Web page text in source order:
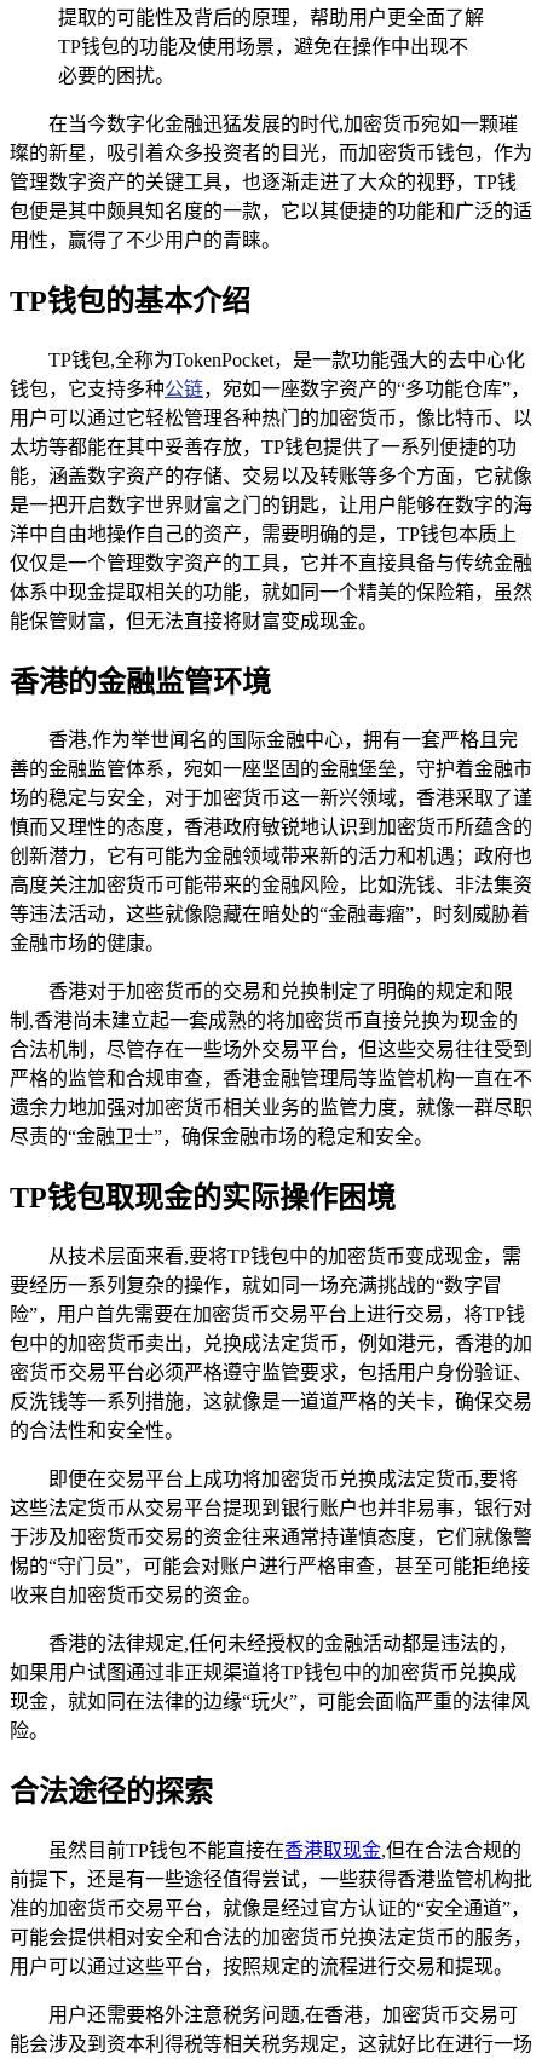
提取的可能性及背后的原理，帮助用户更全面了解
TP钱包的功能及使用场景，避免在操作中出现不
必要的困扰。
在当今数字化金融迅猛发展的时代,加密货币宛如一颗璀
璨的新星，吸引着众多投资者的目光，而加密货币钱包，作为
管理数字资产的关键工具，也逐渐走进了大众的视野，TP钱
包便是其中颇具知名度的一款，它以其便捷的功能和广泛的适
用性，赢得了不少用户的青睐。
TP钱包的基本介绍
TP钱包,全称为TokenPocket，是一款功能强大的去中心化
钱包，它支持多种公链，宛如一座数字资产的“多功能仓库”，
用户可以通过它轻松管理各种热门的加密货币，像比特币、以
太坊等都能在其中妥善存放，TP钱包提供了一系列便捷的功
能，涵盖数字资产的存储、交易以及转账等多个方面，它就像
是一把开启数字世界财富之门的钥匙，让用户能够在数字的海
洋中自由地操作自己的资产，需要明确的是，TP钱包本质上
仅仅是一个管理数字资产的工具，它并不直接具备与传统金融
体系中现金提取相关的功能，就如同一个精美的保险箱，虽然
能保管财富，但无法直接将财富变成现金。
香港的金融监管环境
香港,作为举世闻名的国际金融中心，拥有一套严格且完
善的金融监管体系，宛如一座坚固的金融堡垒，守护着金融市
场的稳定与安全，对于加密货币这一新兴领域，香港采取了谨
慎而又理性的态度，香港政府敏锐地认识到加密货币所蕴含的
创新潜力，它有可能为金融领域带来新的活力和机遇；政府也
高度关注加密货币可能带来的金融风险，比如洗钱、非法集资
等违法活动，这些就像隐藏在暗处的“金融毒瘤”，时刻威胁着
金融市场的健康。
香港对于加密货币的交易和兑换制定了明确的规定和限
制,香港尚未建立起一套成熟的将加密货币直接兑换为现金的
合法机制，尽管存在一些场外交易平台，但这些交易往往受到
严格的监管和合规审查，香港金融管理局等监管机构一直在不
遗余力地加强对加密货币相关业务的监管力度，就像一群尽职
尽责的“金融卫士”，确保金融市场的稳定和安全。
TP钱包取现金的实际操作困境
从技术层面来看,要将TP钱包中的加密货币变成现金，需
要经历一系列复杂的操作，就如同一场充满挑战的“数字冒
险”，用户首先需要在加密货币交易平台上进行交易，将TP钱
包中的加密货币卖出，兑换成法定货币，例如港元，香港的加
密货币交易平台必须严格遵守监管要求，包括用户身份验证、
反洗钱等一系列措施，这就像是一道道严格的关卡，确保交易
的合法性和安全性。
即便在交易平台上成功将加密货币兑换成法定货币,要将
这些法定货币从交易平台提现到银行账户也并非易事，银行对
于涉及加密货币交易的资金往来通常持谨慎态度，它们就像警
惕的“守门员”，可能会对账户进行严格审查，甚至可能拒绝接
收来自加密货币交易的资金。
香港的法律规定,任何未经授权的金融活动都是违法的，
如果用户试图通过非正规渠道将TP钱包中的加密货币兑换成
现金，就如同在法律的边缘“玩火”，可能会面临严重的法律风
险。
合法途径的探索
虽然目前TP钱包不能直接在香港取现金,但在合法合规的
前提下，还是有一些途径值得尝试，一些获得香港监管机构批
准的加密货币交易平台，就像是经过官方认证的“安全通道”，
可能会提供相对安全和合法的加密货币兑换法定货币的服务，
用户可以通过这些平台，按照规定的流程进行交易和提现。
用户还需要格外注意税务问题,在香港，加密货币交易可
能会涉及到资本利得税等相关税务规定，这就好比在进行一场